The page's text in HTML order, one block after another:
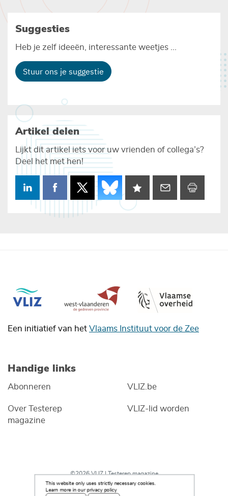
Suggesties
Heb je zelf ideeën, interessante weetjes ...
Stuur ons je suggestie
Artikel delen
Lijkt dit artikel iets voor uw vrienden of collega’s?
Deel het met hen!
Een initiatief van het Vlaams Instituut voor de Zee
Handige links
Abonneren
Over Testerep
magazine
VLIZ.be
VLIZ-lid worden
©2026 VLIZ | Testerep magazine
This website only uses strictly necessary cookies.
Learn more in our privacy policy